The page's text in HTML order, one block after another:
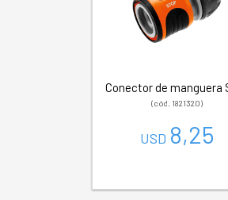
Conector de manguera
(cód. 1821320)
USD 8,25